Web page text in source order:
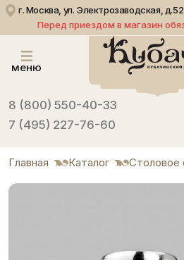
г. Москва, ул. Электрозаводская,
Перед приездом в магазин
меню
8 (800) 550-40-33
7 (495) 227-76-60
Главная Каталог Столовое